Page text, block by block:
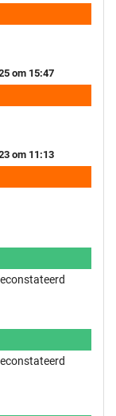
om 15:47
om 11:13